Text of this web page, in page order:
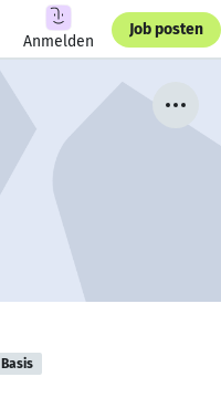
Anmelden
Job posten
Basis